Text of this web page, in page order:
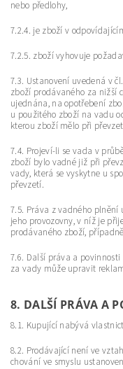
nebo předlohy,
7.2.4. je zboží v
7.2.5. zboží vyhovuje
7.3. Ustanovení uvedená v
zboží prodávaného za nižší
ujednána, na opotřebení
u použitého zboží na vadu
kterou zboží mělo při
7.4. Projeví-li se vada v
zboží bylo vadné již při
vady, která se vyskytne u
převzetí.
7.5. Práva z vadného
jeho provozovny, v níž je
prodávaného zboží,
7.6. Další práva a
za vady může upravit
8. DALŠÍ PRÁVA A
8.1. Kupující nabývá
8.2. Prodávající není ve
chování ve smyslu